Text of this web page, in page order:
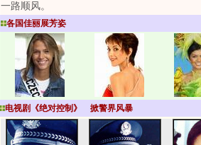
一路顺风。
各国佳丽展芳姿
电视剧《绝对控制》 掀警界风暴